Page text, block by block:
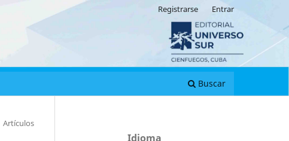
Buscar
Registrarse Entrar
Artículos
Idioma